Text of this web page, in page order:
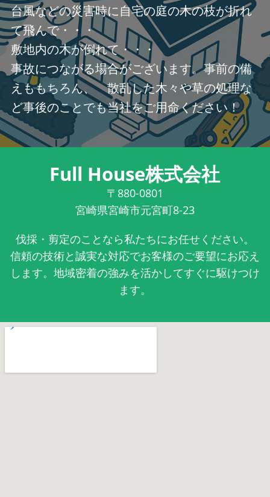
台風などの災害時に自宅の庭の木の枝が折れ
て飛んで・・・
敷地内の木が倒れて・・・
事故につながる場合がございます。事前の備
えももちろん、 散乱した木々や草の処理な
ど事後のことでも当社をご用命ください！
Full House株式会社
〒880-0801
宮崎県宮崎市元宮町8-23
伐採・剪定のことなら私たちにお任せください。
信頼の技術と誠実な対応でお客様のご要望にお応え
します。地域密着の強みを活かしてすぐに駆けつけ
ます。